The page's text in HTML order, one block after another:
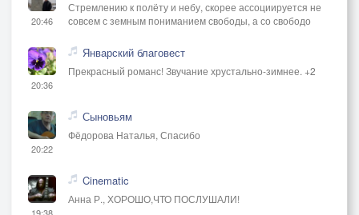
20:46
Стремлению к полёту и небу, скорее ассоциируется не
совсем с земным пониманием свободы, а со свободо
20:36
Январский благовест
Прекрасный романс! Звучание хрустально-зимнее. +2
20:22
Сыновьям
Фёдорова Наталья, Спасибо
Cinematic
Анна Р., ХОРОШО,ЧТО ПОСЛУШАЛИ!